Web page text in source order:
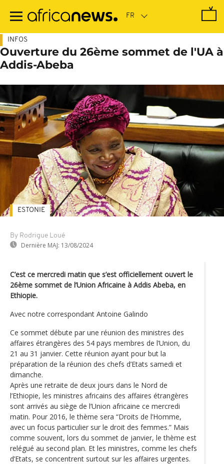
contenu
INFOS
Ouverture du 26ème sommet de l'UA à
Addis-Abeba
By Rodrigue Loué
Dernière MAJ: 13/08/2024
ESTONIE
C’est ce mercredi matin que s’est officiellement ouvert le
26ème sommet de l’Union Africaine à Addis Abeba, en
Ethiopie.
Avec notre correspondant Antoine Galindo
Ce sommet débute par une réunion des ministres des
affaires étrangères des 54 pays membres de l’Union, du
21 au 31 janvier. Cette réunion ayant pour but la
préparation de la réunion des chefs d’Etats samedi et
dimanche.
Après une retraite de deux jours dans le Nord de
l’Ethiopie, les ministres africains des affaires étrangères
sont arrivés au siège de l’Union africaine ce mercredi
matin. Pour 2016, le thème sera “Droits de l’Homme,
avec un focus particulier sur le droit des femmes.” Mais
comme souvent, lors du sommet de janvier, le thème est
relégué au second plan. Et les ministres, comme les chefs
d’Etats, se concentrent surtout sur les affaires urgentes.